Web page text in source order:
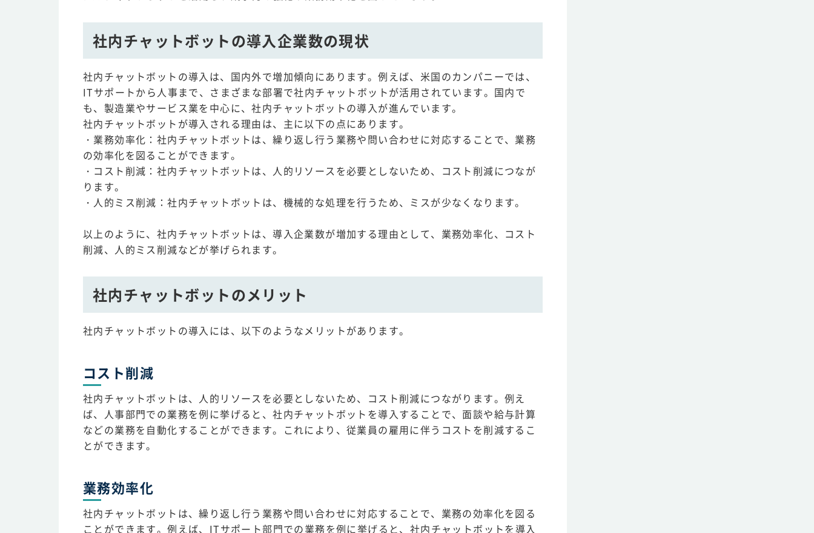
社内チャットボットの導入企業数の現状
社内チャットボットの導入は、国内外で増加傾向にあります。例えば、米国のカンパニーでは、
ITサポートから人事まで、さまざまな部署で社内チャットボットが活用されています。国内で
も、製造業やサービス業を中心に、社内チャットボットの導入が進んでいます。
社内チャットボットが導入される理由は、主に以下の点にあります。
・業務効率化：社内チャットボットは、繰り返し行う業務や問い合わせに対応することで、業務
の効率化を図ることができます。
・コスト削減：社内チャットボットは、人的リソースを必要としないため、コスト削減につなが
ります。
・人的ミス削減：社内チャットボットは、機械的な処理を行うため、ミスが少なくなります。
以上のように、社内チャットボットは、導入企業数が増加する理由として、業務効率化、コスト
削減、人的ミス削減などが挙げられます。
社内チャットボットのメリット
社内チャットボットの導入には、以下のようなメリットがあります。
コスト削減
社内チャットボットは、人的リソースを必要としないため、コスト削減につながります。例え
ば、人事部門での業務を例に挙げると、社内チャットボットを導入することで、面談や給与計算
などの業務を自動化することができます。これにより、従業員の雇用に伴うコストを削減するこ
とができます。
業務効率化
社内チャットボットは、繰り返し行う業務や問い合わせに対応することで、業務の効率化を図る
ことができます。例えば、ITサポート部門での業務を例に挙げると、社内チャットボットを導入